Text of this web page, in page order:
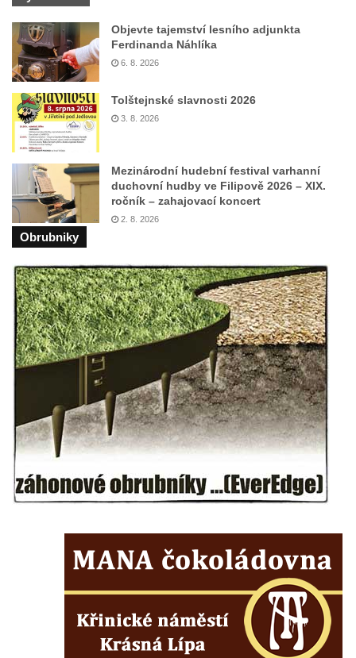
cestě
Vyhlídka Harrachova skála
Rozhledna Stradonka
Vyhlídka Korzovka pod Hvozdem
Vyhlídka Treppenstein u Jetřichovic
Vyhlídka Taubenstein nad Křinicí u
Hinterhermsdorfu
Vyhlídka Grenzplatte u Ostrovských skal
Vyhlídka Signal nedaleko skály Katzfels u
Cunnersdorfu
Vyhlídka Katzfels u Cunnersdorfu
Vyhlídka na západním okraji Slánské hory
ve Slaném
Vyhlídky na Slánské hoře ve Slaném
Labská vyhlídka v Hřensku
Vyhlídka pod Zlatým vrchem u Bečova nad
Vyhlídka Radovič u Velké Bučiny u Velvar
Pozorovatelna pod vrchem Radovič u Velké
Bučiny u Velvar
Vyhlídka U Zámečku v Lovosicích
Vyhlídka Růženka
Rozhledna Bieleboh u Beiersdorfu
Rozhledna Funpark na Šibeníku v Mostě
Rozhledna Na Horách u Hrobců – Rohatců
Objevte tajemství lesního adjunkta
Ferdinanda Náhlíka
6. 8. 2026
Tolštejnské slavnosti 2026
3. 8. 2026
Mezinárodní hudební festival varhanní
duchovní hudby ve Filipově 2026 – XIX.
ročník – zahajovací koncert
2. 8. 2026
Obrubniky